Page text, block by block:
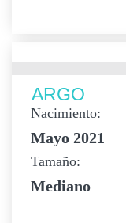
ARGO
Nacimiento:
Mayo 2021
Tamaño:
Mediano